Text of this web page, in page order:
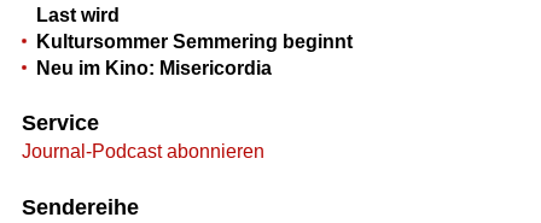
Last wird
Kultursommer Semmering beginnt
Neu im Kino: Misericordia
Service
Journal-Podcast abonnieren
Sendereihe